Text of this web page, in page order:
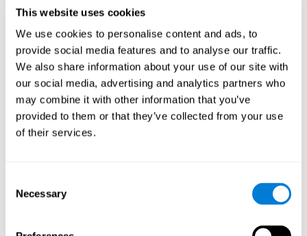
This website uses cookies
We use cookies to personalise content and ads, to
provide social media features and to analyse our traffic.
We also share information about your use of our site with
our social media, advertising and analytics partners who
may combine it with other information that you’ve
provided to them or that they’ve collected from your use
of their services.
Selection
Necessary
التوقف عن استخدام الخدمات في أي وقت.
خدمات الطرف الثالث
يمكن خدمات أخرى العثور على ملفك بحسب إعدادات حسابك. عندما
تختار ربط حسابك بخدمات أخرى، ستكون البيانات الشخصية متاحة له.
سيتم وصف أو مشاركة هذه البيانات الشخصية في شاشة الموافقة
عندما تختار ربط الحسابات. مثلاً، يمكنك ربط حسابك على الفيسبوك أو
تويتر لمشاركة محتوى خدماتنا مع هذه الخدمات الأخرى. يمكنك إبطال
والشركاء الآخرين الذين يقومون بمعالجتها من أجلنا ، بناءً على تعليماتنا
ووفقًا لهذه السياسة وأية إجراءات سرية وأمان أخرى مناسبة. يقدم لنا
والصيانة ودعم العملاء وتقنية المعلومات والمدفوعات والمبيعات